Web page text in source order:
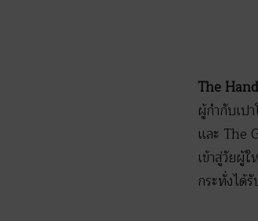
The
ผู้กำกับเป
และ The
เข้าสู่วัยผู้
กระทั่งได้